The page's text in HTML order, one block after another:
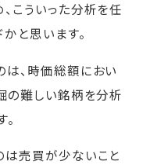
こういった分析を任
と思います。
、時価総額におい
の難しい銘柄を分析
は売買が少ないこと